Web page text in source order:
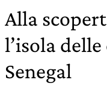
Alla
l’isola
Senegal